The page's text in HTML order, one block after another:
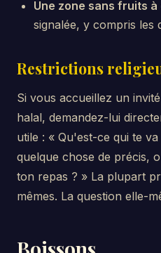
Une zone sans fruits à
signalée, y compris les
Restrictions
Si vous accueillez un
halal, demandez-lui
utile : « Qu'est-ce qui te
quelque chose de précis,
ton repas ? » La plupart
mêmes. La question elle-